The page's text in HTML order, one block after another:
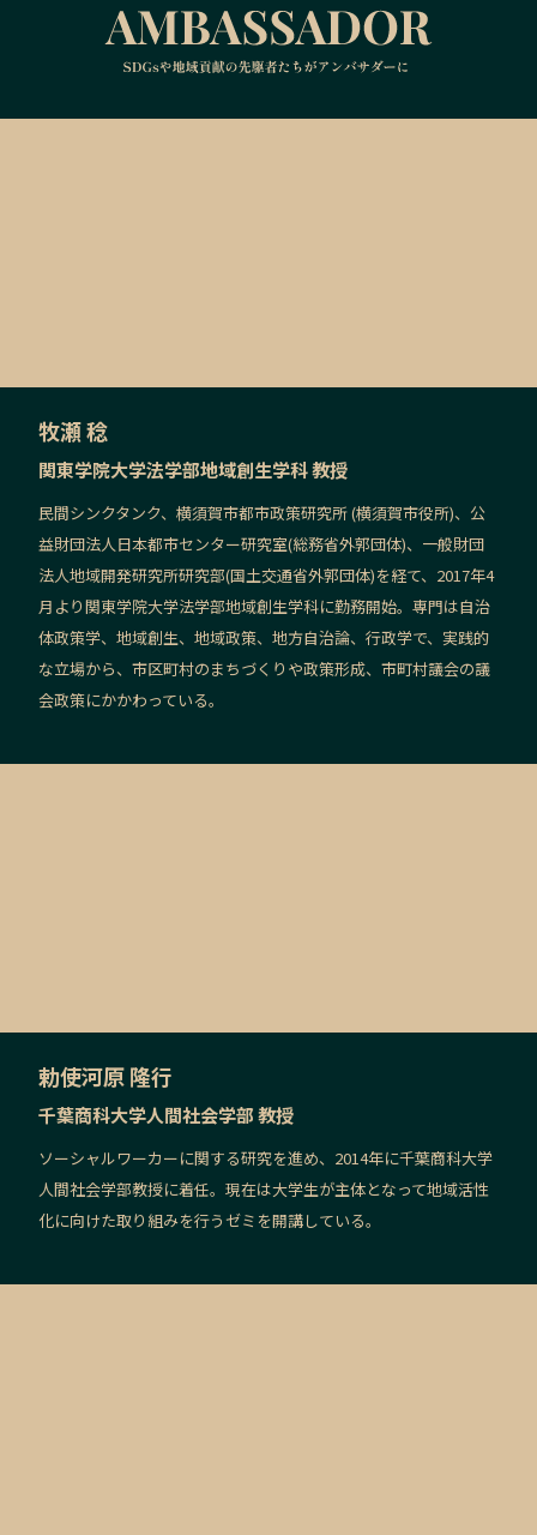
牧瀬 稔
関東学院大学法学部地域創生学科 教授
民間シンクタンク、横須賀市都市政策研究所 (横須賀市役所)、公
益財団法人日本都市センター研究室(総務省外郭団体)、一般財団
法人地域開発研究所研究部(国土交通省外郭団体)を経て、2017年4
月より関東学院大学法学部地域創生学科に勤務開始。専門は自治
体政策学、地域創生、地域政策、地方自治論、行政学で、実践的
な立場から、市区町村のまちづくりや政策形成、市町村議会の議
会政策にかかわっている。
勅使河原 隆行
千葉商科大学人間社会学部 教授
ソーシャルワーカーに関する研究を進め、2014年に千葉商科大学
人間社会学部教授に着任。現在は大学生が主体となって地域活性
化に向けた取り組みを行うゼミを開講している。